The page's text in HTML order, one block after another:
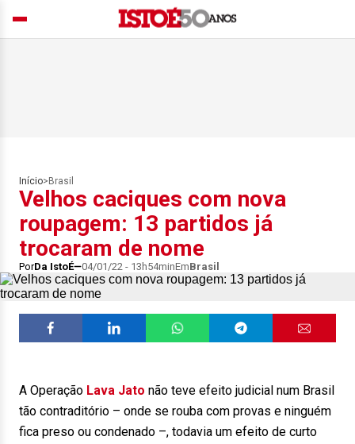
Início> Brasil
Velhos caciques com nova
roupagem: 13 partidos já
trocaram de nome
PorDa IstoÉ 04/01/22 - 13h54minEmBrasil
A Operação Lava Jato não teve efeito judicial num Brasil
tão contraditório – onde se rouba com provas e ninguém
fica preso ou condenado –, todavia um efeito de curto